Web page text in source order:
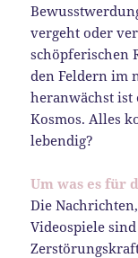
vergeht oder
schöpferischen
den Feldern im
heranwächst ist
Kosmos. Alles
lebendig?
Um was es für
Die
Videospiele